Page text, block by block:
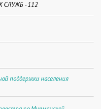
СЛУЖБ - 112
поддержки населения